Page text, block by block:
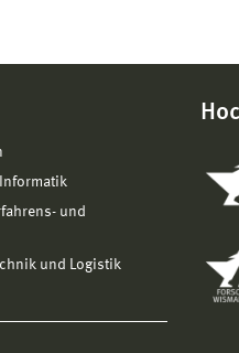
und
und Logistik